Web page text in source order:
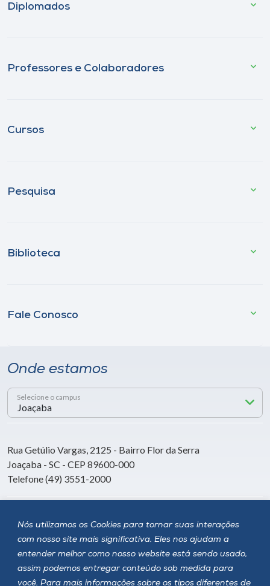
Nós utilizamos os Cookies para tornar suas interações
com nosso site mais significativa. Eles nos ajudam a
entender melhor como nosso website está sendo usado,
assim podemos entregar conteúdo sob medida para
você. Para mais informações sobre os tipos diferentes de
Diplomados
Professores e Colaboradores
Cursos
Pesquisa
Biblioteca
Fale Conosco
Onde estamos
Selecione o campus
Rua Getúlio Vargas, 2125 - Bairro Flor da Serra
Joaçaba - SC - CEP 89600-000
Telefone (49) 3551-2000
Siga a Unoesc